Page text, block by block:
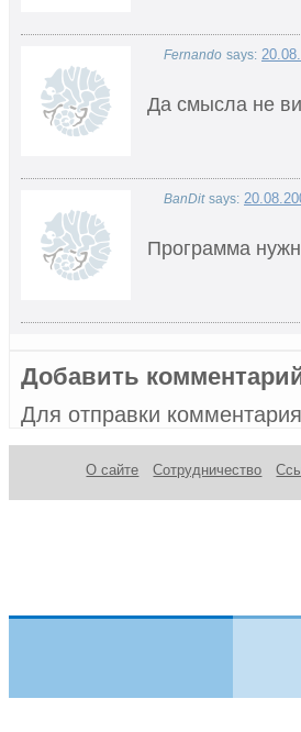
Fernando says:
Да смысла не
BanDit says:
Программа
Добавить
Для отправки
О сайте Сотрудничество